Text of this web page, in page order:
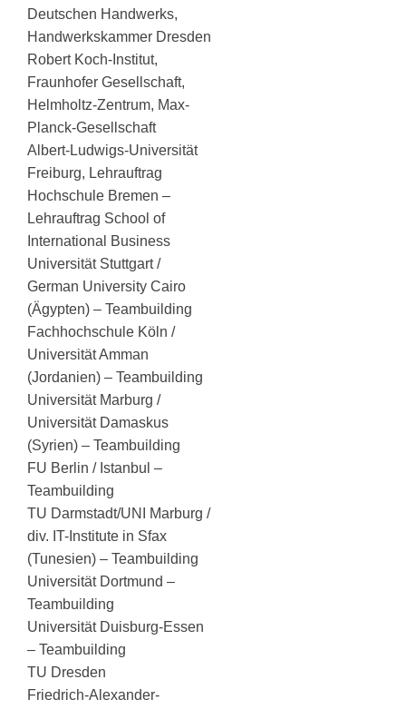
Deutschen Handwerks,
Handwerkskammer Dresden
Robert Koch-Institut,
Fraunhofer Gesellschaft,
Helmholtz-Zentrum, Max-
Planck-Gesellschaft
Albert-Ludwigs-Universität
Freiburg, Lehrauftrag
Hochschule Bremen –
Lehrauftrag School of
International Business
Universität Stuttgart /
German University Cairo
(Ägypten) – Teambuilding
Fachhochschule Köln /
Universität Amman
(Jordanien) – Teambuilding
Universität Marburg /
Universität Damaskus
(Syrien) – Teambuilding
FU Berlin / Istanbul –
Teambuilding
TU Darmstadt/UNI Marburg /
div. IT-Institute in Sfax
(Tunesien) – Teambuilding
Universität Dortmund –
Teambuilding
Universität Duisburg-Essen
– Teambuilding
TU Dresden
Friedrich-Alexander-